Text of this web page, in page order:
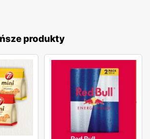
opłacalnymi. Dzięki szerokiemu
licznym udogodnieniom,Chortenjest
odwiedzać regularnie, ciesząc się
płynącymi z zakupów.
produkty